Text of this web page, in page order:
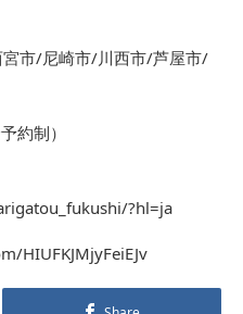
市/尼崎市/川西市/芦屋市/
約制）
?hl=ja
HIUFKJMjyFeiEJv